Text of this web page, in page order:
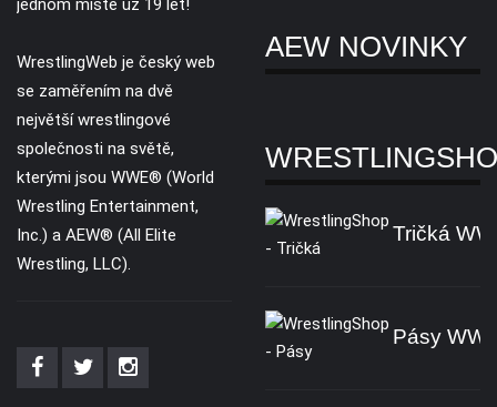
jednom místě už 19 let!
WrestlingWeb je český web
se zaměřením na dvě
největší wrestlingové
společnosti na světě,
kterými jsou WWE® (World
Wrestling Entertainment,
Inc.) a AEW® (All Elite
Wrestling, LLC).
AEW NOVINKY
Tričká
Pásy